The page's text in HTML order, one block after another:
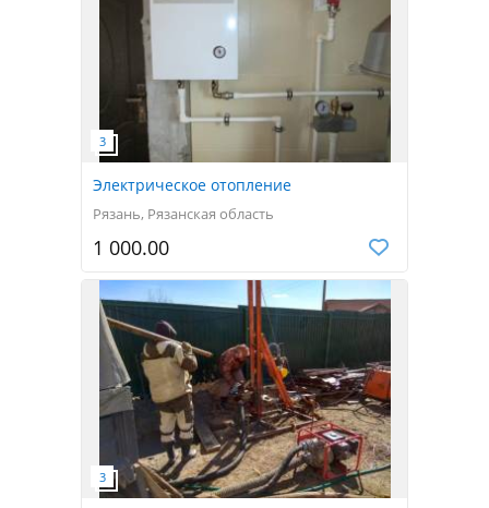
Электрическое отопление
Рязань, Рязанская область
1 000.00